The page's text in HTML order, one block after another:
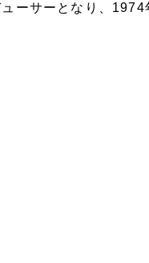
ーサーとなり、